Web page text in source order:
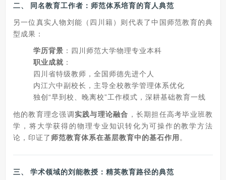
二、 同名教育工作者：师范体系培育的育人典范
另一位真实人物刘能（四川籍）则代表了中国师范教育的典
型成果：
学历背景 ：四川师范大学物理专业本科
职业成就 ：
四川省特级教师，全国师德先进个人
内江六中副校长，主导全校教学管理体系优化
独创“早到校、晚离校”工作模式，深耕基础教育一线
他的教育理念强调实践与理论融合 ，长期担任高考毕业班教
学，将大学获得的物理专业知识转化为可操作的教学方法
论，印证了 师范教育体系在基层教育中的基石作用 。
三、 学术领域的刘能教授：精英教育路径的典范